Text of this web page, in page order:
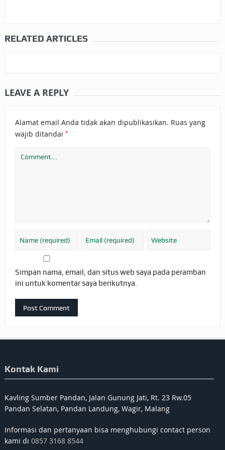
RELATED ARTICLES
LEAVE A REPLY
Alamat email Anda tidak akan dipublikasikan. Ruas yang
wajib ditandai *
Simpan nama, email, dan situs web saya pada peramban
ini untuk komentar saya berikutnya.
Kontak Kami
Kavling Sumber Pandan, Jalan Gunung Jati, Rt. 23 Rw.05
Pandan Selatan, Pandan Landung, Wagir, Malang
Informasi dan pertanyaan bisa menghubungi contact person
kami di 0857 3168 8544